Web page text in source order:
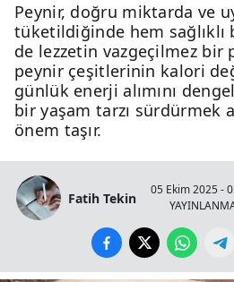
Peynir, doğru miktarda ve
tüketildiğinde hem sağlıklı
de lezzetin vazgeçilmez bir
peynir çeşitlerinin kalori
günlük enerji alımını
bir yaşam tarzı sürdürmek
önem taşır.
Fatih Tekin
05 Ekim 2025 -